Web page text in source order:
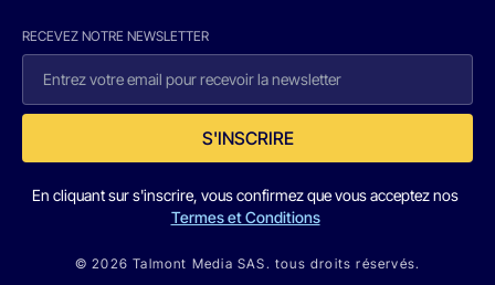
RECEVEZ NOTRE NEWSLETTER
S'INSCRIRE
En cliquant sur s'inscrire, vous confirmez que vous acceptez nos
Termes et Conditions
© 2026 Talmont Media SAS. tous droits réservés.